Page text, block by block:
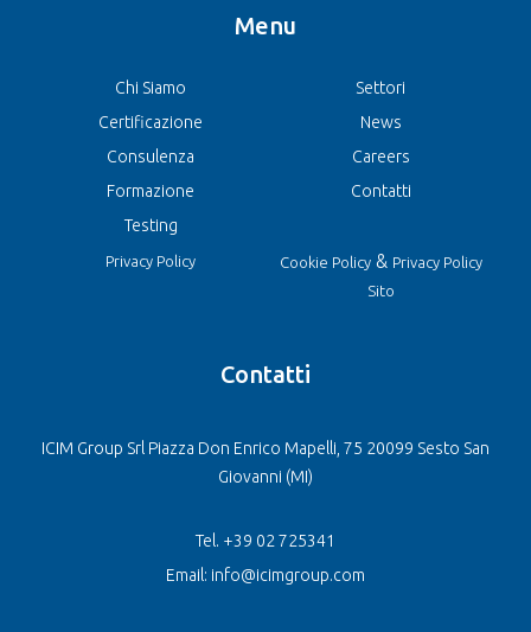
Menu
Chi Siamo
Certificazione
Consulenza
Formazione
Testing
Privacy Policy
Settori
News
Careers
Contatti
Cookie Policy& Privacy Policy
Sito
Contatti
ICIM Group Srl Piazza Don Enrico Mapelli, 75 20099 Sesto San
Giovanni (MI)
Tel. +39 02 725341
Email: info@icimgroup.com